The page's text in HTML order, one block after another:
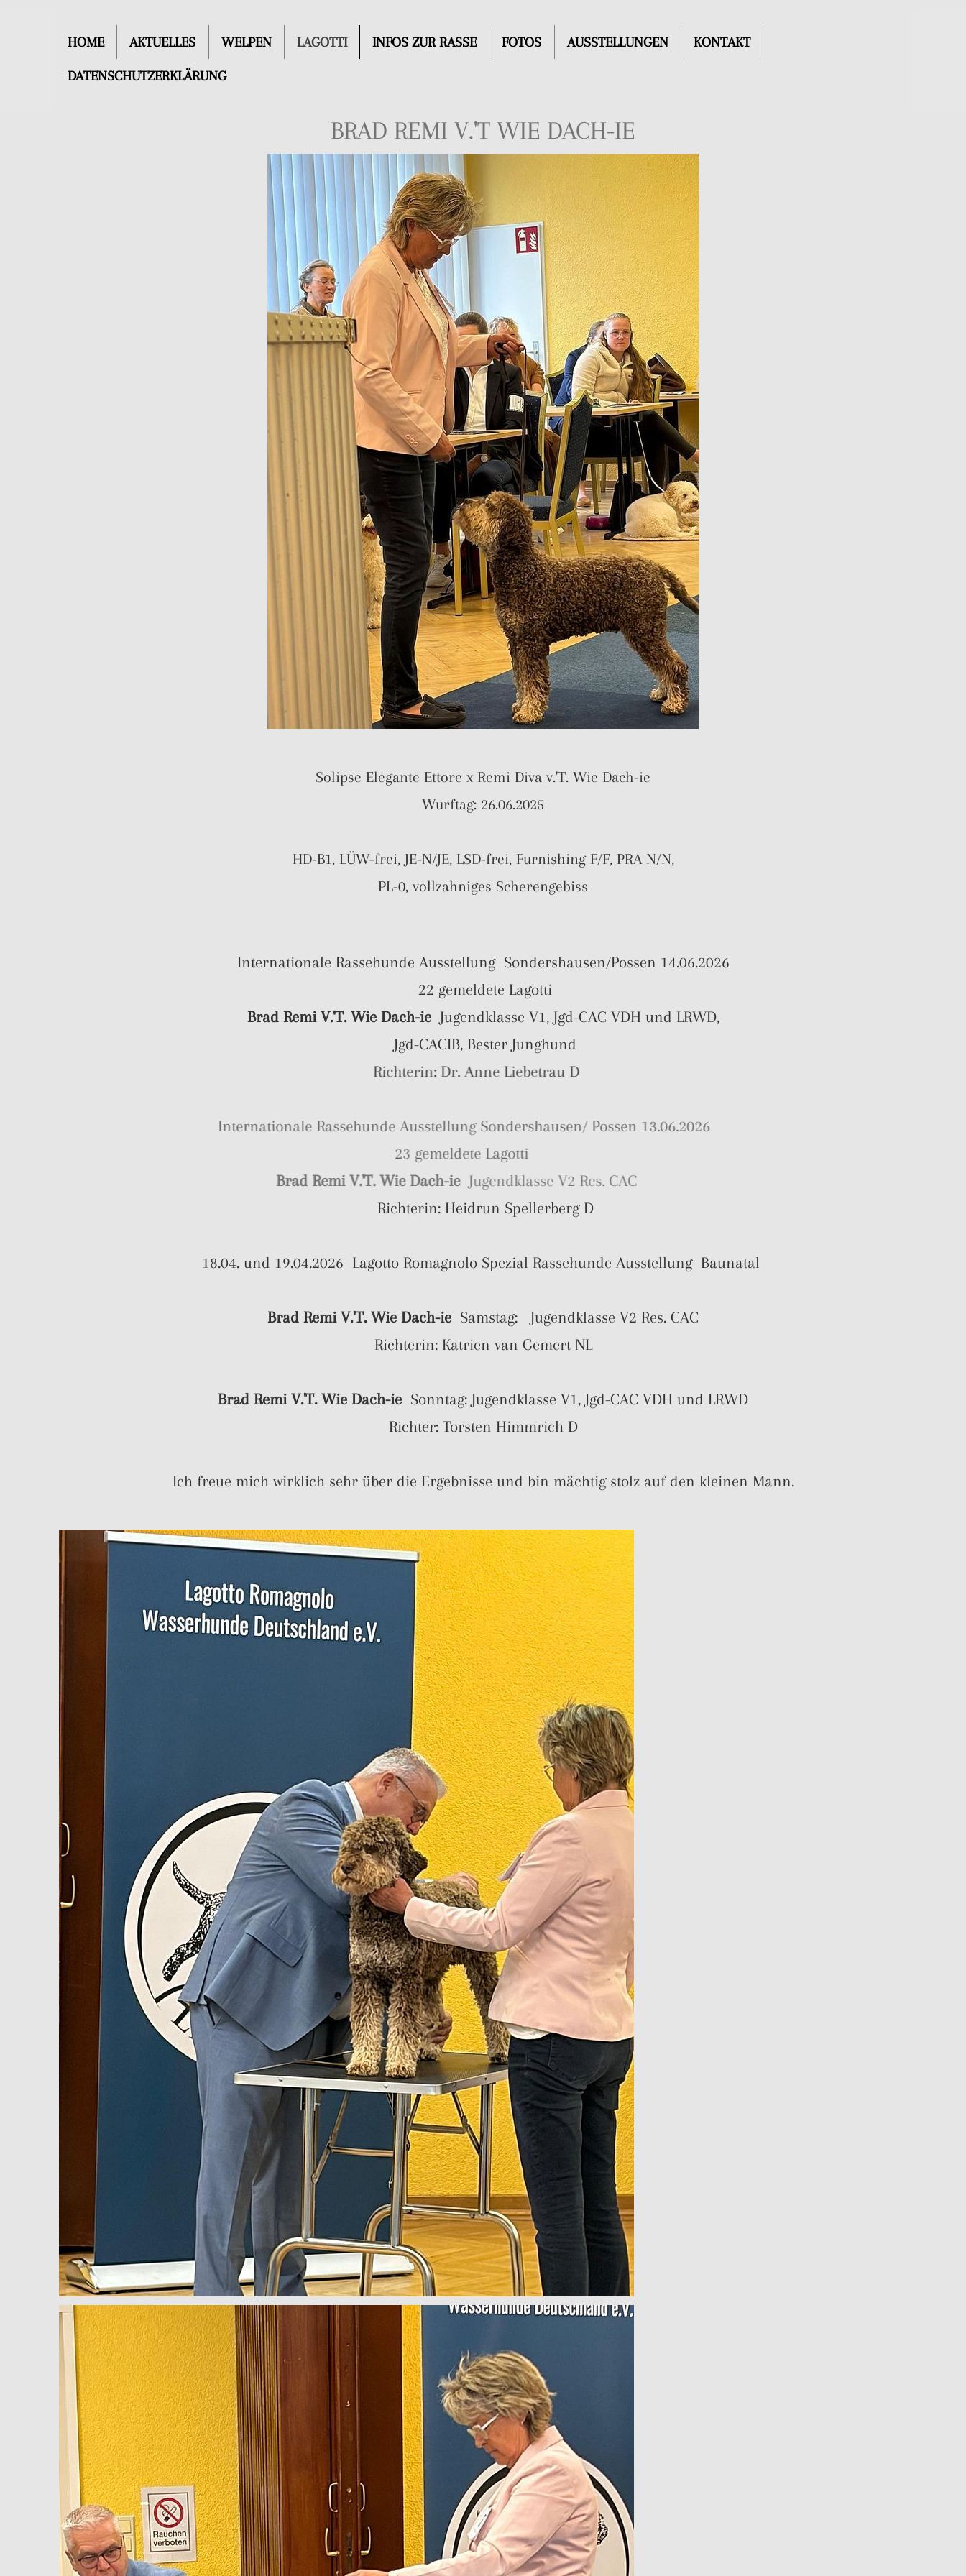
HOME AKTUELLES WELPEN LAGOTTI INFOS ZUR RASSE FOTOS AUSSTELLUNGEN KONTAKT
DATENSCHUTZERKLÄRUNG
BRAD REMI V.'T WIE DACH-IE
Solipse Elegante Ettore x Remi Diva v.'T. Wie Dach-ie
Wurftag: 26.06.2025
HD-B1, LÜW-frei, JE-N/JE, LSD-frei, Furnishing F/F, PRA N/N,
PL-0, vollzahniges Scherengebiss
Internationale Rassehunde Ausstellung Sondershausen/Possen 14.06.2026
22 gemeldete Lagotti
Brad Remi V.'T. Wie Dach-ieJugendklasse V1, Jgd-CAC VDH und LRWD,
Jgd-CACIB, Bester Junghund
Richterin: Dr. Anne Liebetrau D
Internationale Rassehunde Ausstellung Sondershausen/ Possen 13.06.2026
23 gemeldete Lagotti
Brad Remi V.'T. Wie Dach-ieJugendklasse V2 Res. CAC
Richterin: Heidrun Spellerberg D
18.04. und 19.04.2026 Lagotto Romagnolo Spezial Rassehunde Ausstellung Baunatal
Brad Remi V.'T. Wie Dach-ie Samstag: Jugendklasse V2 Res. CAC
Richterin: Katrien van Gemert NL
Brad Remi V.'T. Wie Dach-ie Sonntag: Jugendklasse V1, Jgd-CAC VDH und LRWD
Richter: Torsten Himmrich D
Ich freue mich wirklich sehr über die Ergebnisse und bin mächtig stolz auf den kleinen Mann.